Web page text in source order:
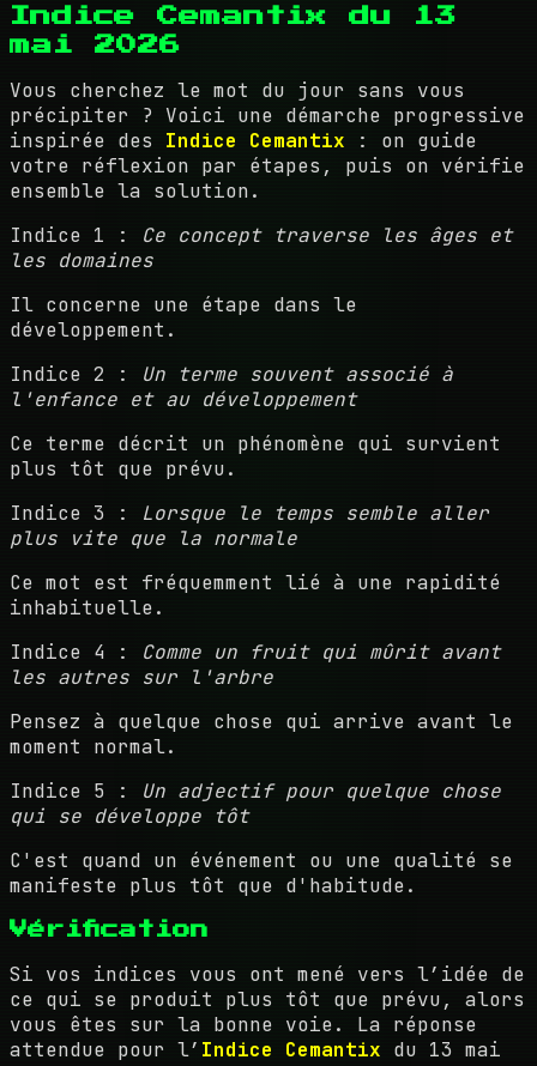
Indice Cemantix du 13
mai 2026
Vous cherchez le mot du jour sans vous
précipiter ? Voici une démarche progressive
inspirée des Indice Cemantix : on guide
votre réflexion par étapes, puis on vérifie
ensemble la solution.
Indice 1 : Ce concept traverse les âges et
les domaines
Il concerne une étape dans le
développement.
Indice 2 : Un terme souvent associé à
l'enfance et au développement
Ce terme décrit un phénomène qui survient
plus tôt que prévu.
Indice 3 : Lorsque le temps semble aller
plus vite que la normale
Ce mot est fréquemment lié à une rapidité
inhabituelle.
Indice 4 : Comme un fruit qui mûrit avant
les autres sur l'arbre
Pensez à quelque chose qui arrive avant le
moment normal.
Indice 5 : Un adjectif pour quelque chose
qui se développe tôt
C'est quand un événement ou une qualité se
manifeste plus tôt que d'habitude.
Vérification
Si vos indices vous ont mené vers l’idée de
ce qui se produit plus tôt que prévu, alors
vous êtes sur la bonne voie. La réponse
attendue pour l’ Indice Cemantix du 13 mai